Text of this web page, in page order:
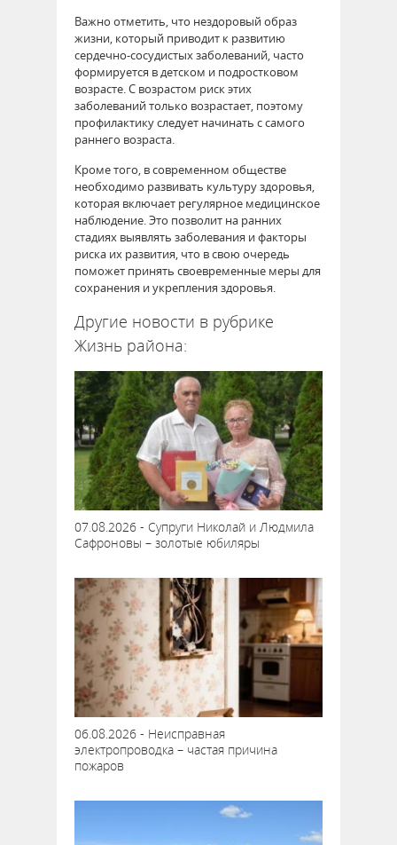
Важно отметить, что нездоровый образ
жизни, который приводит к развитию
сердечно-сосудистых заболеваний, часто
формируется в детском и подростковом
возрасте. С возрастом риск этих
заболеваний только возрастает, поэтому
профилактику следует начинать с самого
раннего возраста.
Кроме того, в современном обществе
необходимо развивать культуру здоровья,
которая включает регулярное медицинское
наблюдение. Это позволит на ранних
стадиях выявлять заболевания и факторы
риска их развития, что в свою очередь
поможет принять своевременные меры для
сохранения и укрепления здоровья.
Другие новости в рубрике
Жизнь района:
07.08.2026 - Супруги Николай и Людмила
Сафроновы – золотые юбиляры
06.08.2026 - Неисправная
электропроводка – частая причина
пожаров